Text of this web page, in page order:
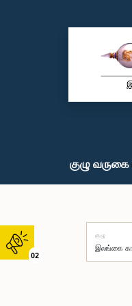
02
குழு
குழு